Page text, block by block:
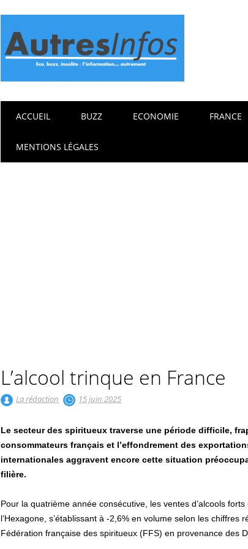
Main menu
ACCUEIL BUZZ ECONOMIE FRANCE
MENTIONS LÉGALES
L’alcool trinque en France
La rédaction 15 juin 2025
Le secteur des spiritueux traverse une période difficile,
consommateurs français et l’effondrement des
internationales aggravent encore cette situation
filière.
Pour la quatrième année consécutive, les ventes d’alcools
l’Hexagone, s’établissant à -2,6% en volume selon les chiffres
Fédération française des spiritueux (FFS) en provenance des